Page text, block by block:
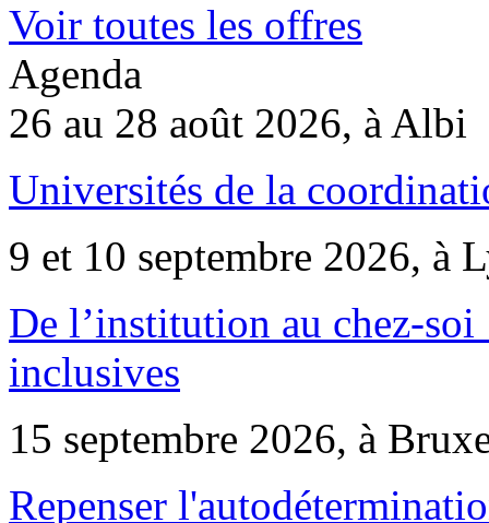
Voir toutes les offres
Agenda
26 au 28 août 2026, à Albi
Universités de la
9 et 10 septembre 2026, à
De l’institution au chez-
inclusives
15 septembre 2026, à
Repenser